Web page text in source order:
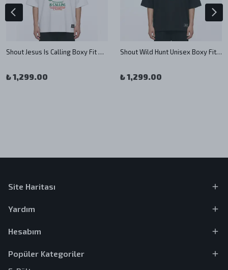
Shout Jesus Is Calling Boxy Fit Oversize Tişört
₺ 1,299.00
Shout Wild Hunt Unisex Boxy Fit Tişört
₺ 1,299.00
Site Haritası
Yardım
Hesabım
Popüler Kategoriler